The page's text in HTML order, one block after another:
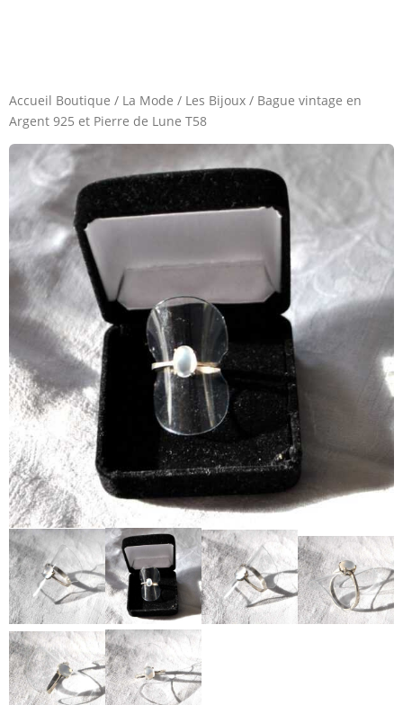
Accueil Boutique / La Mode / Les Bijoux / Bague vintage en
Argent 925 et Pierre de Lune T58